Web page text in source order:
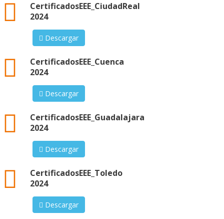
CertificadosEEE_CiudadReal
2024
xml
Descargar
CertificadosEEE_Cuenca
2024
xml
Descargar
CertificadosEEE_Guadalajara
2024
xml
Descargar
CertificadosEEE_Toledo
2024
xml
Descargar